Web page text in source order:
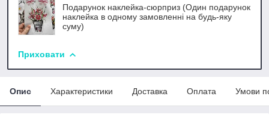
Подарунок наклейка-сюрприз (Один подарунок
наклейка в одному замовленні на будь-яку
суму)
Приховати
Опис Характеристики Доставка Оплата Умови